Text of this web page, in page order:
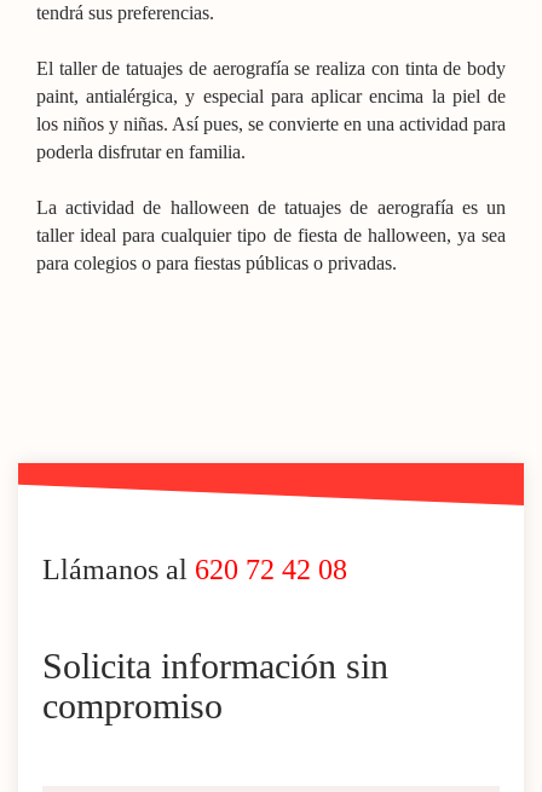
tendrá sus preferencias.
El taller de tatuajes de aerografía se realiza con tinta de body
paint, antialérgica, y especial para aplicar encima la piel de
los niños y niñas. Así pues, se convierte en una actividad para
poderla disfrutar en familia.
La actividad de halloween de tatuajes de aerografía es un
taller ideal para cualquier tipo de fiesta de halloween, ya sea
para colegios o para fiestas públicas o privadas.
Llámanos al 620 72 42 08
Solicita información sin
compromiso